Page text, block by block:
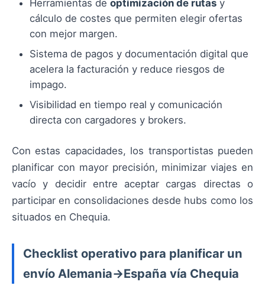
Herramientas de optimización de rutas y
cálculo de costes que permiten elegir ofertas
con mejor margen.
Sistema de pagos y documentación digital que
acelera la facturación y reduce riesgos de
impago.
Visibilidad en tiempo real y comunicación
directa con cargadores y brokers.
Con estas capacidades, los transportistas pueden
planificar con mayor precisión, minimizar viajes en
vacío y decidir entre aceptar cargas directas o
participar en consolidaciones desde hubs como los
situados en Chequia.
Checklist operativo para planificar un
envío Alemania→España vía Chequia